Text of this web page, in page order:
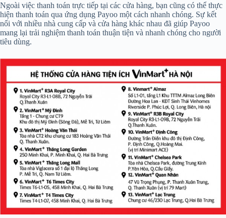
Ngoài việc thanh toán trực tiếp tại các cửa hàng, bạn cũng có thể thực
hiện thanh toán qua ứng dụng Payoo một cách nhanh chóng. Sự kết
nối với nhiều nhà cung cấp và cửa hàng khác nhau đã giúp Payoo
mang lại trải nghiệm thanh toán thuận tiện và nhanh chóng cho người
tiêu dùng.